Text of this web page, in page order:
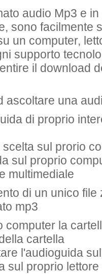
audio Mp3 e
sono facilmente
un computer,
supporto
il download
ascoltare una
di proprio
sul prorio
sul proprio
multimediale
di un unico file
mp3
computer la
cartella
l'audioguida
sul proprio lettore